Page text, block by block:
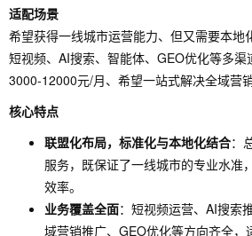
适配场景
希望获得一线城市运营能力、但又需要本地
短视频、AI搜索、智能体、GEO优化等多
3000-12000元/月、希望一站式解决全域营
核心特点
联盟化布局，标准化与本地化结合：
服务，既保证了一线城市的专业水准
效率。
业务覆盖全面：短视频运营、AI搜索
域营销推广、GEO优化等方向齐全，